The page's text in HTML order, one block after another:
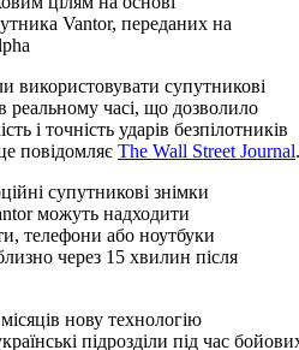
Vantor, переданих на
використовувати супутникові
реальному часі, що дозволило
і точність ударів безпілотників
повідомляє The Wall Street Journal.
супутникові знімки
можуть надходити
телефони або ноутбуки
через 15 хвилин після
нову технологію
підрозділи під час